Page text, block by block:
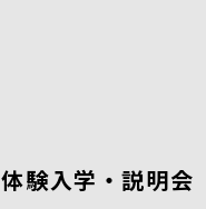
体験入学・説明会